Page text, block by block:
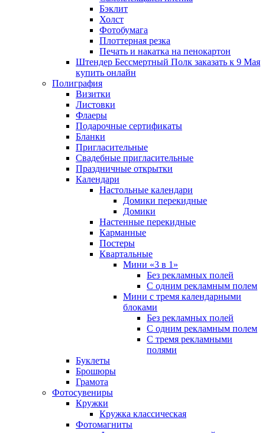
Бэклит
Холст
Фотобумага
Плоттерная резка
Печать и накатка на пенокартон
Штендер Бессмертный Полк заказать к 9 Мая
купить онлайн
Полиграфия
Визитки
Листовки
Флаеры
Подарочные сертификаты
Бланки
Пригласительные
Свадебные пригласительные
Праздничные открытки
Календари
Настольные календари
Домики перекидные
Домики
Настенные перекидные
Карманные
Постеры
Квартальные
Мини «3 в 1»
Без рекламных полей
С одним рекламным полем
Мини с тремя календарными
блоками
Без рекламных полей
С одним рекламным полем
С тремя рекламными
полями
Буклеты
Брошюры
Грамота
Фотосувениры
Кружки
Кружка классическая
Фотомагниты